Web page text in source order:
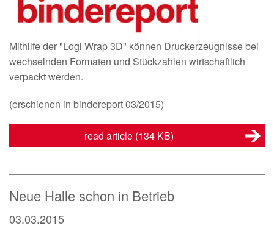
Mithilfe der "Logi Wrap 3D" können Druckerzeugnisse bei
wechselnden Formaten und Stückzahlen wirtschaftlich
verpackt werden.
(erschienen in bindereport 03/2015)
read article (134 KB)
Neue Halle schon in Betrieb
03.03.2015